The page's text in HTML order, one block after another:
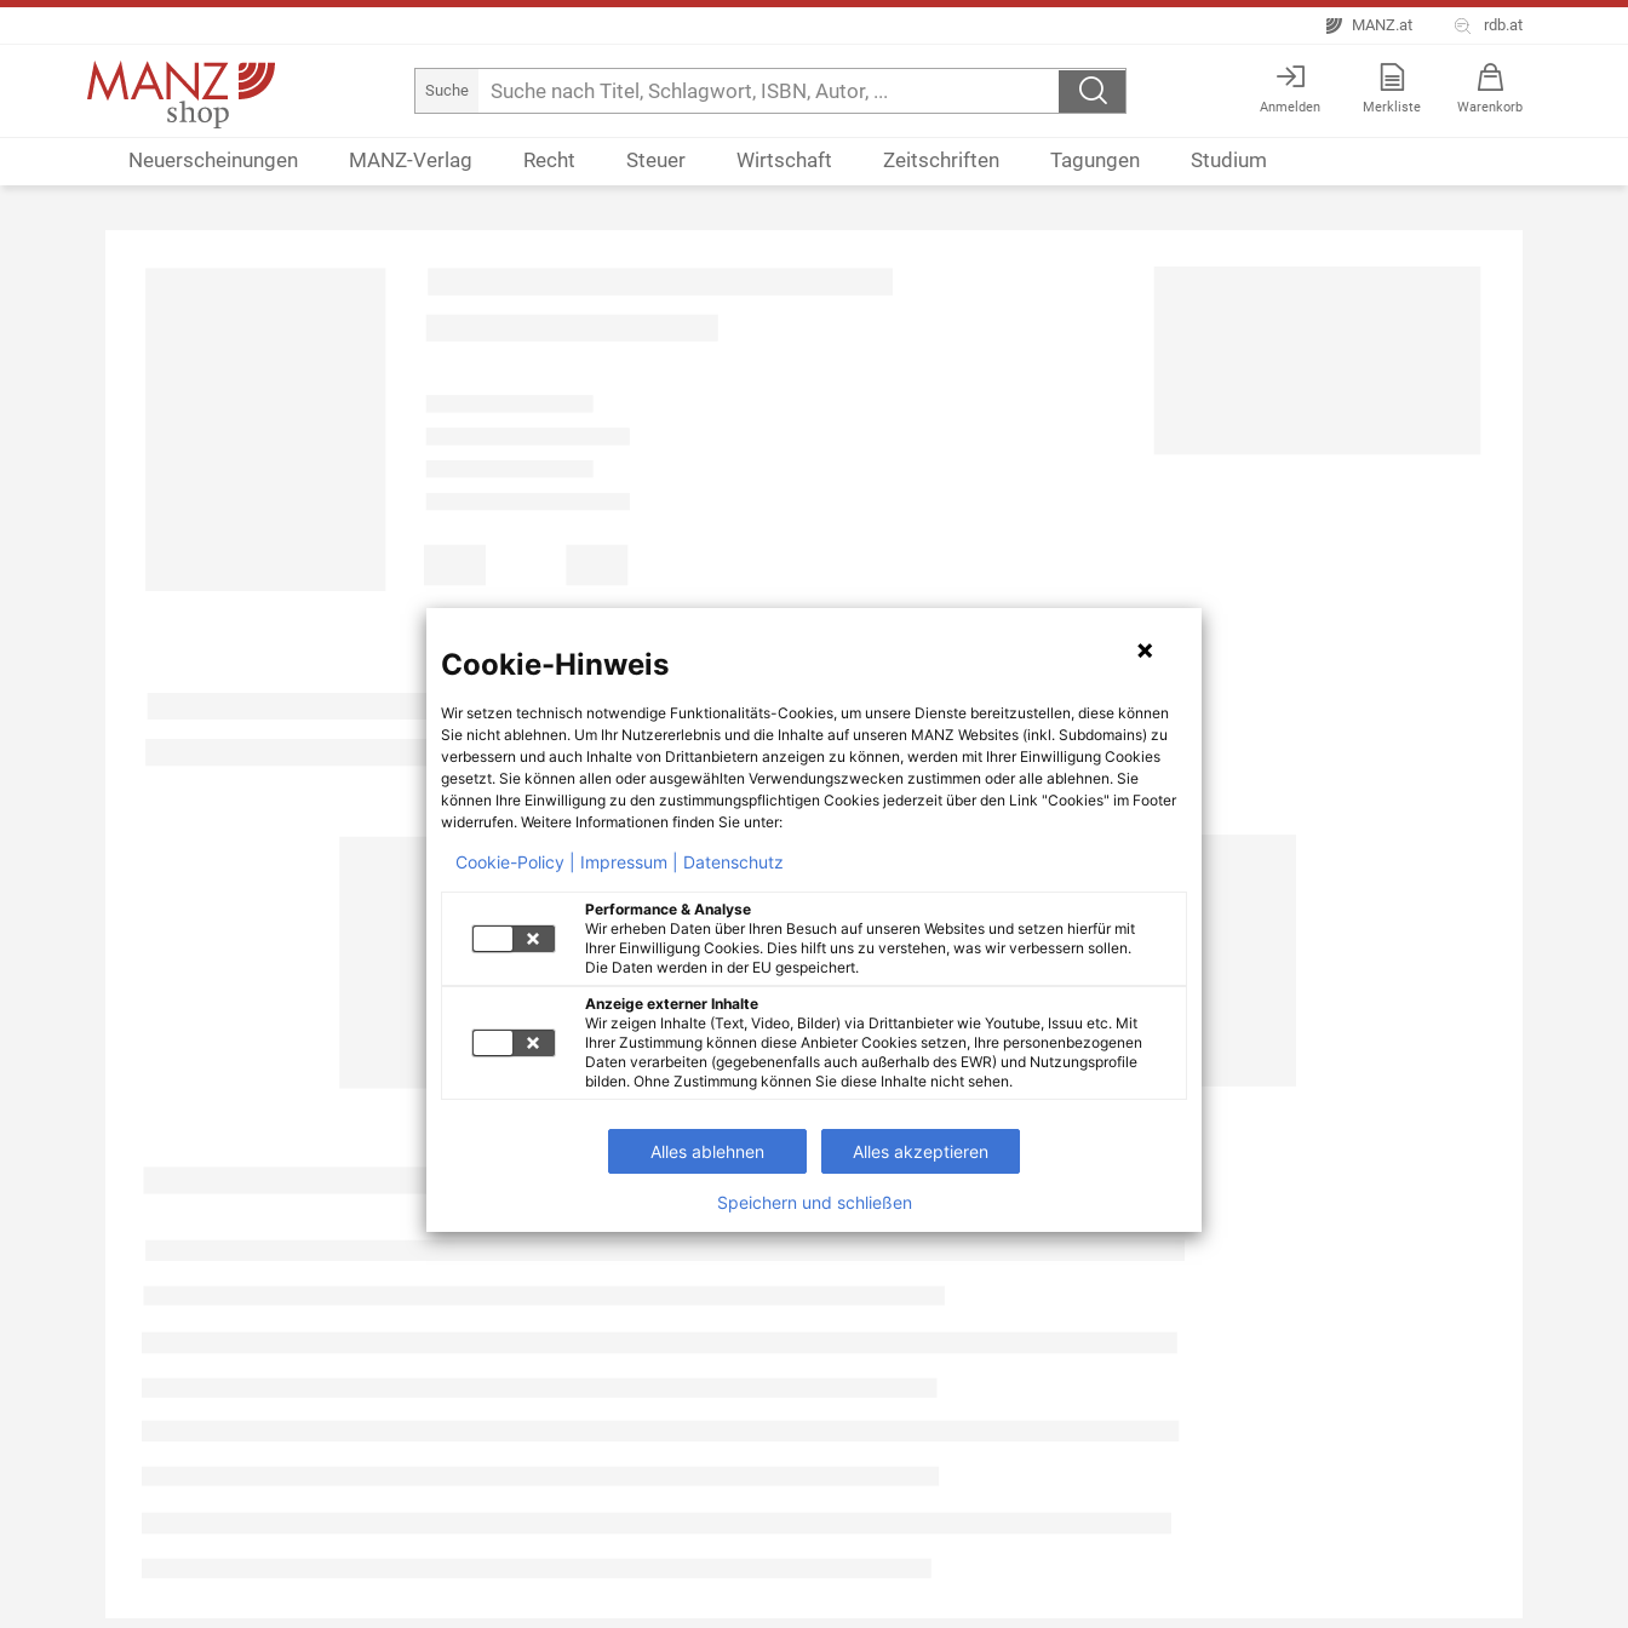
MANZ.at rdb.at
Suche
Anmelden Merkliste Warenkorb
Neuerscheinungen MANZ-Verlag Recht Steuer Wirtschaft Zeitschriften Tagungen Studium
Cookie-Hinweis
Wir setzen technisch notwendige Funktionalitäts-Cookies, um unsere Dienste bereitzustellen, diese können
Sie nicht ablehnen. Um Ihr Nutzererlebnis und die Inhalte auf unseren MANZ Websites (inkl. Subdomains) zu
verbessern und auch Inhalte von Drittanbietern anzeigen zu können, werden mit Ihrer Einwilligung Cookies
gesetzt. Sie können allen oder ausgewählten Verwendungszwecken zustimmen oder alle ablehnen. Sie
können Ihre Einwilligung zu den zustimmungspflichtigen Cookies jederzeit über den Link "Cookies" im Footer
widerrufen. Weitere Informationen finden Sie unter:
Cookie-Policy | Impressum | Datenschutz
Performance & Analyse
Wir erheben Daten über Ihren Besuch auf unseren Websites und setzen hierfür mit
Ihrer Einwilligung Cookies. Dies hilft uns zu verstehen, was wir verbessern sollen.
Die Daten werden in der EU gespeichert.
Anzeige externer Inhalte
Wir zeigen Inhalte (Text, Video, Bilder) via Drittanbieter wie Youtube, Issuu etc. Mit
Ihrer Zustimmung können diese Anbieter Cookies setzen, Ihre personenbezogenen
Daten verarbeiten (gegebenenfalls auch außerhalb des EWR) und Nutzungsprofile
bilden. Ohne Zustimmung können Sie diese Inhalte nicht sehen.
Alles ablehnen Alles akzeptieren
Speichern und schließen